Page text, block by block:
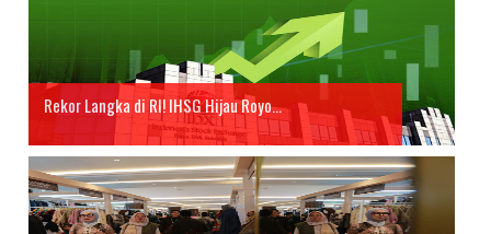
Rekor Langka di RI! IHSG Hijau Royo...